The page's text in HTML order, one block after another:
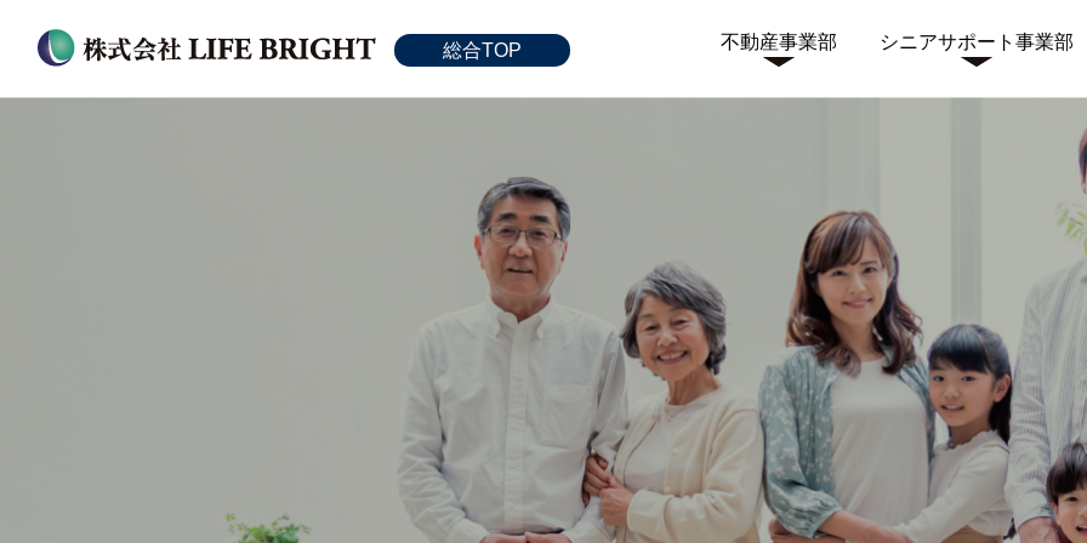
総合TOP 不動産事業部 シニアサポート事業部